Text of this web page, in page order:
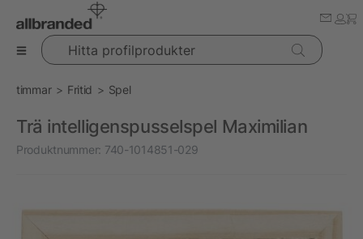
Hitta profilprodukter
timmar Fritid Spel
Trä intelligenspusselspel Maximilian
Produktnummer: 740-1014851-029